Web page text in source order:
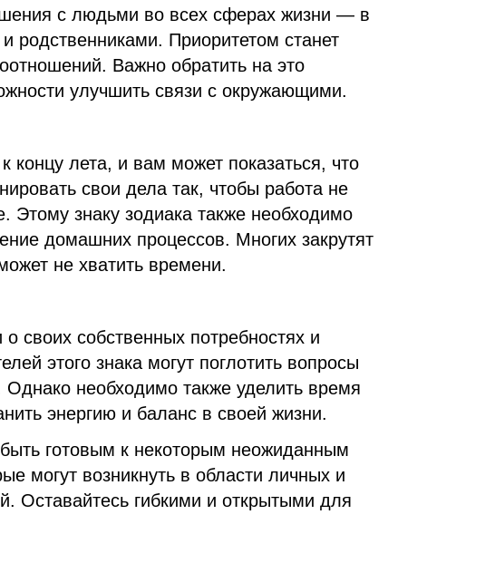
с людьми во всех сферах жизни — в
родственниками. Приоритетом станет
Важно обратить на это
улучшить связи с окружающими.
концу лета, и вам может показаться, что
свои дела так, чтобы работа не
Этому знаку зодиака также необходимо
домашних процессов. Многих закрутят
не хватить времени.
своих собственных потребностях и
этого знака могут поглотить вопросы
Однако необходимо также уделить время
энергию и баланс в своей жизни.
готовым к некоторым неожиданным
могут возникнуть в области личных и
Оставайтесь гибкими и открытыми для